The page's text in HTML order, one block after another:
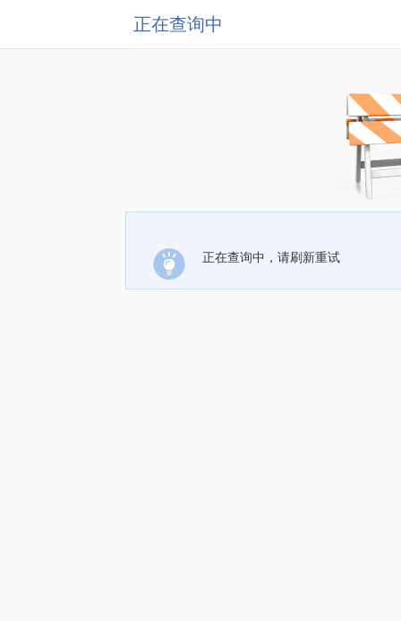
正在查询中
正在查询中，请刷新重试